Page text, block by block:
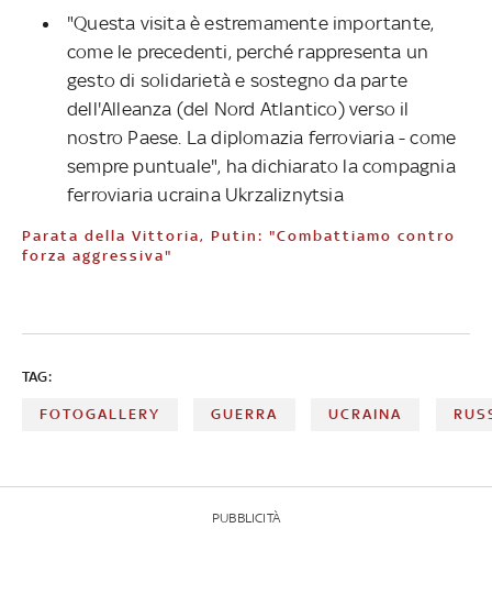
"Questa visita è estremamente importante,
come le precedenti, perché rappresenta un
gesto di solidarietà e sostegno da parte
dell'Alleanza (del Nord Atlantico) verso il
nostro Paese. La diplomazia ferroviaria - come
sempre puntuale", ha dichiarato la compagnia
ferroviaria ucraina Ukrzaliznytsia
Parata della Vittoria, Putin: "Combattiamo contro
forza aggressiva"
TAG:
FOTOGALLERY GUERRA UCRAINA
PUBBLICITÀ